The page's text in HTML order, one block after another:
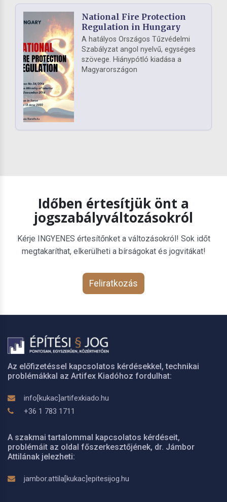
National Fire Protection
Regulation in Hungary
A hatályos Országos Tűzvédelmi
Szabályzat angol nyelvű, egységes
szövege. Hiánypótló kiadása a
Magyarországon
Időben értesítjük önt a
jogszabályváltozásokról
Kérje INGYENES értesítőnket a változásokról! Sok időt
megtakaríthat, elkerülheti a bírságokat és jogvitákat!
Feliratkozás
Az előfizetéssel kapcsolatos kérdésekkel, technikai
problémákkal az Artifex Kiadóhoz fordulhat:
info[kukac]artifexkiado.hu
+36 1 783 1711
A szakmai tartalommal kapcsolatos kérdéseit,
problémáit az oldal főszerkesztőjének, dr. Jámbor
Attilának jelezheti:
jambor.attila[kukac]epitesijog.hu